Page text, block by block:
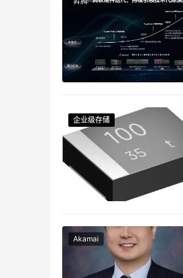
企业级存储
企业级存储
企业级存储
企业级存储
Akamai